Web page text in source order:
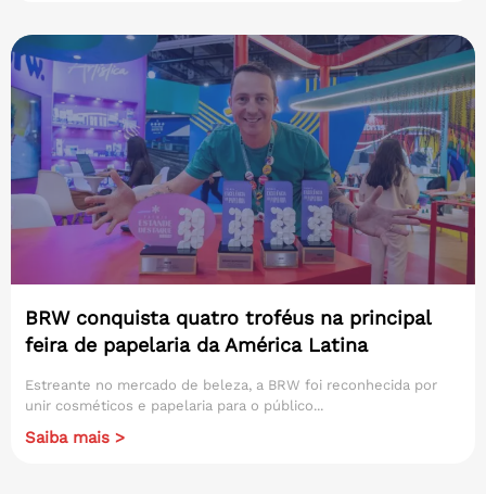
BRW conquista quatro troféus na principal
feira de papelaria da América Latina
Estreante no mercado de beleza, a BRW foi reconhecida por
unir cosméticos e papelaria para o público...
Saiba mais >